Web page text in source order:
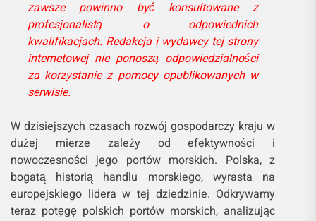
zawsze powinno być konsultowane z
profesjonalistą o odpowiednich
kwalifikacjach. Redakcja i wydawcy tej strony
internetowej nie ponoszą odpowiedzialności
za korzystanie z pomocy opublikowanych w
serwisie.
W dzisiejszych czasach rozwój gospodarczy kraju w
dużej mierze zależy od efektywności i
nowoczesności jego portów morskich. Polska, z
bogatą historią handlu morskiego, wyrasta na
europejskiego lidera w tej dziedzinie. Odkrywamy
teraz potęgę polskich portów morskich, analizując